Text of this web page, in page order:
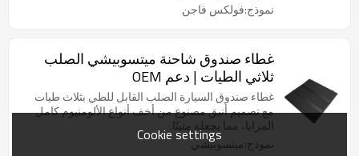
نموذج:فولكس فاجن
غطاء صندوق شاحنة ميتسوبيشي الصلب
ثلاثي الطيات | دعم OEM
غطاء صندوق السيارة الصلب القابل للطي بثلاث طيات
مع تصميم أنيق مصنوع من أخف أنواع الألومنيوم كامل
المزايا، مما يجعله متينًا.
نموذج:ميتسوبيشيCookie settings